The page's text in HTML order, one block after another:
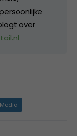
over
Media